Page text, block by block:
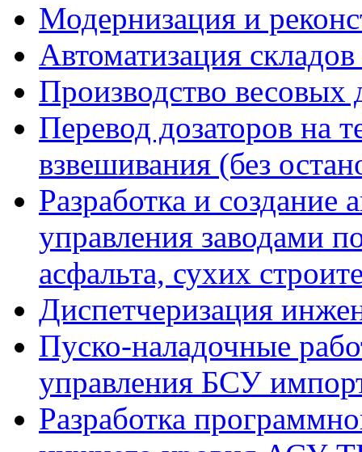
Модернизация и
Автоматизация
Производство весовых
Перевод дозаторов на
взвешивания (без
Разработка и создание
управления заводами
асфальта, сухих
Диспетчеризация
Пуско-наладочные
управления БСУ
Разработка